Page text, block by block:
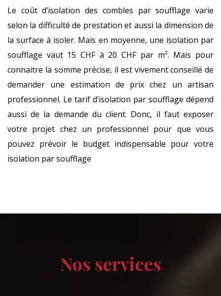
Le coût d’isolation des combles par soufflage varie
selon la difficulté de prestation et aussi la dimension de
la surface à isoler. Mais en moyenne, une isolation par
soufflage vaut 15 CHF à 20 CHF par m². Mais pour
connaitre la somme précise, il est vivement conseillé de
demander une estimation de prix chez un artisan
professionnel. Le tarif d’isolation par soufflage dépend
aussi de la demande du client. Donc, il faut exposer
votre projet chez un professionnel pour que vous
pouvez prévoir le budget indispensable pour votre
isolation par soufflage
Nos services